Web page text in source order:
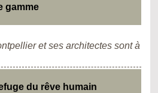
gamme
et ses architectes sont à
du rêve humain